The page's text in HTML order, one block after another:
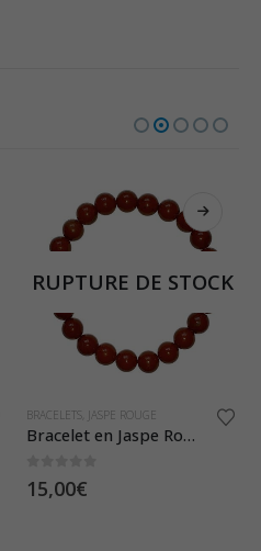
RUPTURE DE STOCK
BRACELETS JASPE ROUGE
Bracelet en Jaspe Rouge – Pierres Boules 8mm
15,00€